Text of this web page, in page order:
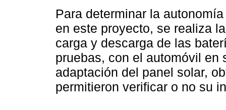
Para determinar la
en este proyecto, se realiza
carga y descarga de las
pruebas, con el automóvil en
adaptación del panel solar,
permitieron verificar o no su